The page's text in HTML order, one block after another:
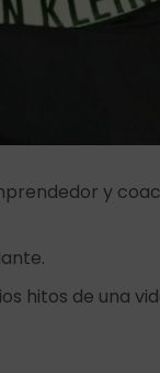
y
hitos de una